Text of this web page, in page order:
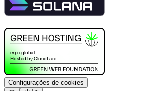
Configurações de cookies